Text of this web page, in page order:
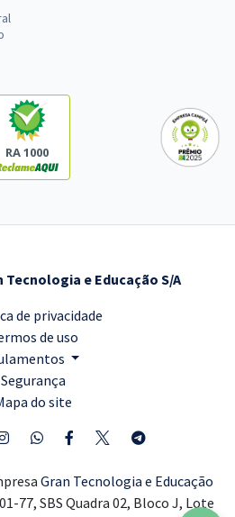
RA 1000
Tecnologia e Educação S/A
de privacidade
de uso
Segurança
do site
Gran Tecnologia e Educação
77, SBS Quadra 02, Bloco J, Lote